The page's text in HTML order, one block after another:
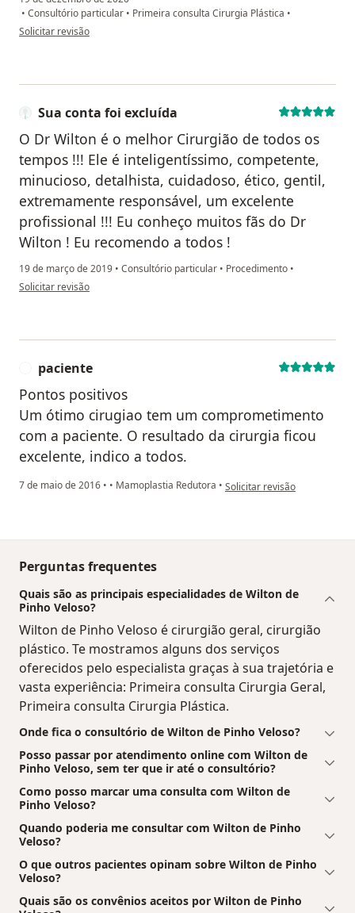
• Consultório particular • Primeira consulta Cirurgia Plástica •
na opinião do utilizador Joana Irene
Solicitar revisão
Sua conta foi excluída
O Dr Wilton é o melhor Cirurgião de todos os
tempos !!! Ele é inteligentíssimo, competente,
minucioso, detalhista, cuidadoso, ético, gentil,
extremamente responsável, um excelente
profissional !!! Eu conheço muitos fãs do Dr
Wilton ! Eu recomendo a todos !
19 de março de 2019 • Consultório particular • Procedimento •
na opinião do utilizador Sua conta foi excluída
Solicitar revisão
paciente
Pontos positivos
Um ótimo cirugiao tem um comprometimento
com a paciente. O resultado da cirurgia ficou
excelente, indico a todos.
7 de maio de 2016 • • Mamoplastia Redutora • na opinião do utilizador
Solicitar revisão
Perguntas frequentes
Quais são as principais especialidades de Wilton de
Pinho Veloso?
Wilton de Pinho Veloso é cirurgião geral, cirurgião
plástico. Te mostramos alguns dos serviços
oferecidos pelo especialista graças à sua trajetória e
vasta experiência: Primeira consulta Cirurgia Geral,
Primeira consulta Cirurgia Plástica.
Onde fica o consultório de Wilton de Pinho Veloso?
Posso passar por atendimento online com Wilton de
Pinho Veloso, sem ter que ir até o consultório?
Como posso marcar uma consulta com Wilton de
Pinho Veloso?
Quando poderia me consultar com Wilton de Pinho
Veloso?
O que outros pacientes opinam sobre Wilton de Pinho
Veloso?
Quais são os convênios aceitos por Wilton de Pinho